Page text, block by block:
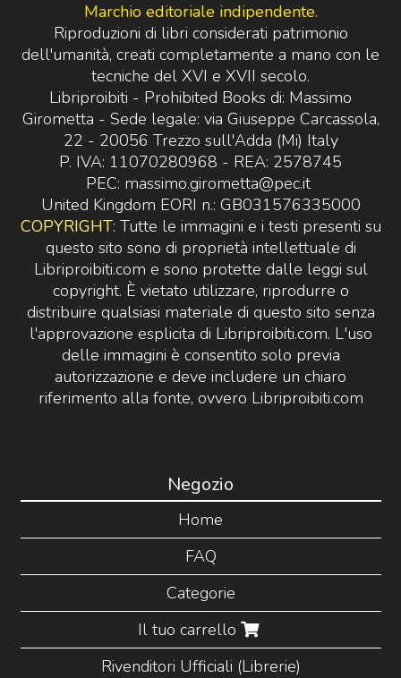
Marchio editoriale indipendente.
Riproduzioni di libri considerati patrimonio
dell'umanità, creati completamente a mano con le
tecniche del XVI e XVII secolo.
Libriproibiti - Prohibited Books di: Massimo
Girometta - Sede legale: via Giuseppe Carcassola,
22 - 20056 Trezzo sull'Adda (Mi) Italy
P. IVA: 11070280968 - REA: 2578745
PEC: massimo.girometta@pec.it
United Kingdom EORI n.: GB031576335000
COPYRIGHT: Tutte le immagini e i testi presenti su
questo sito sono di proprietà intellettuale di
Libriproibiti.com e sono protette dalle leggi sul
copyright. È vietato utilizzare, riprodurre o
distribuire qualsiasi materiale di questo sito senza
l'approvazione esplicita di Libriproibiti.com. L'uso
delle immagini è consentito solo previa
autorizzazione e deve includere un chiaro
riferimento alla fonte, ovvero Libriproibiti.com
Negozio
Home
FAQ
Categorie
Il tuo carrello
Rivenditori Ufficiali (Librerie)